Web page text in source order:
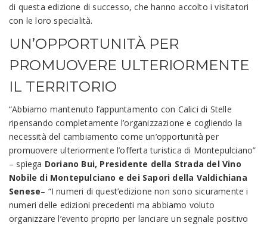
di questa edizione di successo, che hanno accolto i visitatori
con le loro specialità.
UN’OPPORTUNITÀ PER
PROMUOVERE ULTERIORMENTE
IL TERRITORIO
“Abbiamo mantenuto l’appuntamento con Calici di Stelle
ripensando completamente l’organizzazione e cogliendo la
necessità del cambiamento come un’opportunità per
promuovere ulteriormente l’offerta turistica di Montepulciano”
– spiega Doriano Bui, Presidente della Strada del Vino
Nobile di Montepulciano e dei Sapori della Valdichiana
Senese– “I numeri di quest’edizione non sono sicuramente i
numeri delle edizioni precedenti ma abbiamo voluto
organizzare l’evento proprio per lanciare un segnale positivo